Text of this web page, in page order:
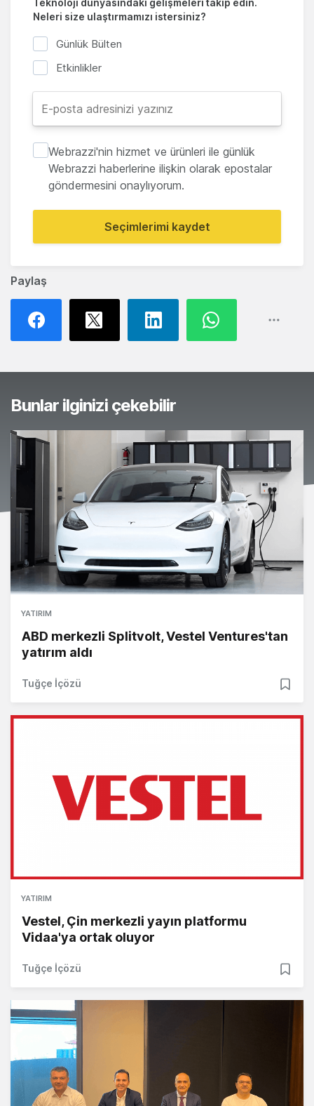
Paylaş
Teknoloji dünyasındaki gelişmeleri takip edin.
Neleri size ulaştırmamızı istersiniz?
Günlük Bülten
Etkinlikler
Webrazzi'nin hizmet ve ürünleri ile günlük
Webrazzi haberlerine ilişkin olarak epostalar
göndermesini onaylıyorum.
Seçimlerimi kaydet
Bunlar ilginizi çekebilir
YATIRIM
ABD merkezli Splitvolt, Vestel Ventures'tan
yatırım aldı
Tuğçe İçözü
YATIRIM
Vestel, Çin merkezli yayın platformu
Vidaa'ya ortak oluyor
Tuğçe İçözü